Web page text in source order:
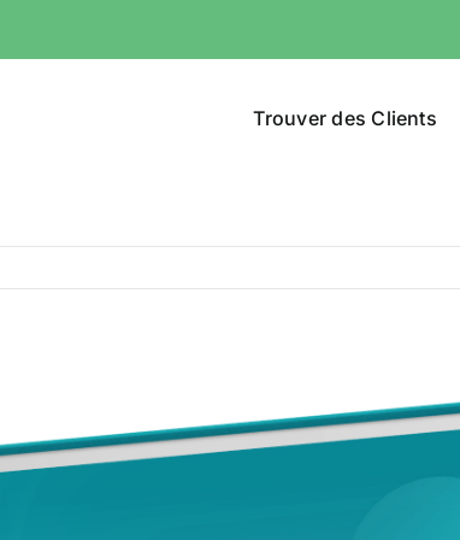
Trouver des Clients